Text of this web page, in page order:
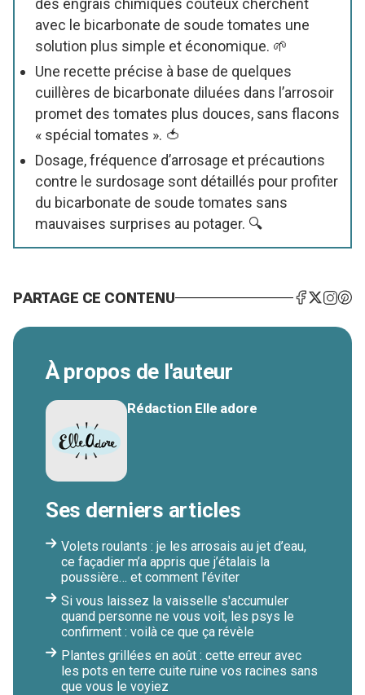
des engrais chimiques coûteux cherchent
avec le bicarbonate de soude tomates une
solution plus simple et économique. 🌱
Une recette précise à base de quelques
cuillères de bicarbonate diluées dans l’arrosoir
promet des tomates plus douces, sans flacons
« spécial tomates ». 🍅
Dosage, fréquence d’arrosage et précautions
contre le surdosage sont détaillés pour profiter
du bicarbonate de soude tomates sans
mauvaises surprises au potager. 🔍
PARTAGE CE CONTENU
À propos de l'auteur
Rédaction Elle adore
Ses derniers articles
Volets roulants : je les arrosais au jet d’eau,
ce façadier m’a appris que j’étalais la
poussière… et comment l’éviter
Si vous laissez la vaisselle s'accumuler
quand personne ne vous voit, les psys le
confirment : voilà ce que ça révèle
Plantes grillées en août : cette erreur avec
les pots en terre cuite ruine vos racines sans
que vous le voyiez